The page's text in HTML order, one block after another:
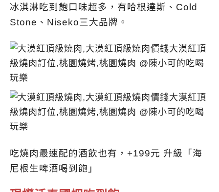
冰淇淋吃到飽口味超多，有哈根達斯、Cold
Stone、Niseko三大品牌。
吃燒肉最速配的酒飲也有，+199元 升級「海
尼根生啤酒喝到飽」